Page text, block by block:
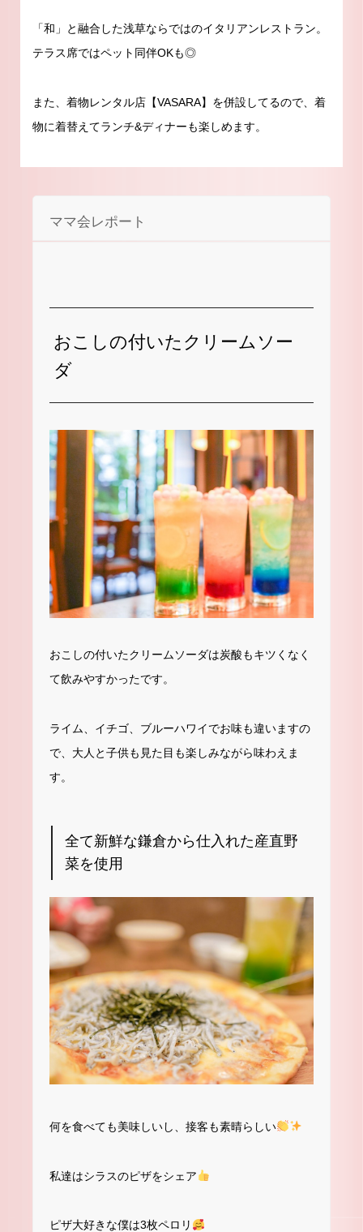
「和」と融合した浅草ならではのイタリアンレストラン。
テラス席ではペット同伴OKも◎
また、着物レンタル店【VASARA】を併設してるので、着
物に着替えてランチ&ディナーも楽しめます。
ママ会レポート
おこしの付いたクリームソー
ダ
おこしの付いたクリームソーダは炭酸もキツくなく
て飲みやすかったです。
ライム、イチゴ、ブルーハワイでお味も違いますの
で、大人と子供も見た目も楽しみながら味わえま
す。
全て新鮮な鎌倉から仕入れた産直野
菜を使用
何を食べても美味しいし、接客も素晴らしい
私達はシラスのピザをシェア
ピザ大好きな僕は3枚ペロリ